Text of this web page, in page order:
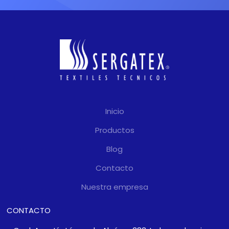
Inicio
Productos
Blog
Contacto
Nuestra empresa
CONTACTO